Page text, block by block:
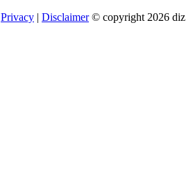
Privacy | Disclaimer© copyright 2026 diz